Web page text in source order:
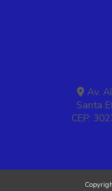
Av.
Santa
CEP: